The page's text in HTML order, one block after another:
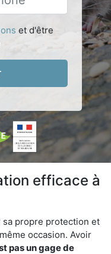
et d'être
efficace à
sa propre protection et
occasion. Avoir
pas un gage de